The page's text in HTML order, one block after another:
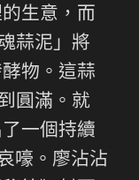
生意，而
蒜泥」將
物。這蒜
圓滿。就
一個持續
嚎。廖沾沾